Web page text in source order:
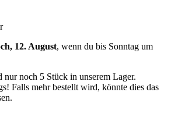
12. August, wenn du bis Sonntag um
noch 5 Stück in unserem Lager.
Falls mehr bestellt wird, könnte dies das